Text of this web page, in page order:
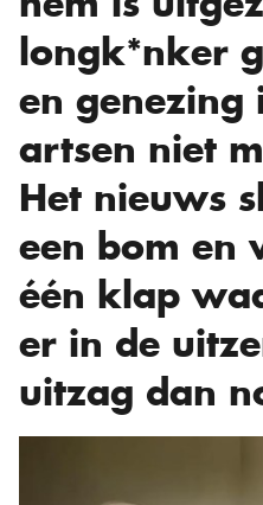
longk*nker
en genezing
artsen niet
Het nieuws
een bom en
één klap
er in de
uitzag dan